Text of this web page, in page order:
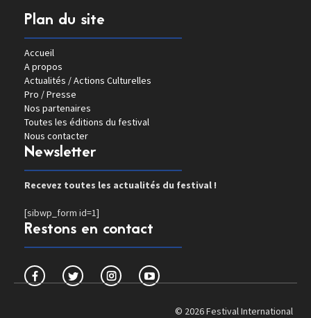
Plan du site
Accueil
A propos
Actualités / Actions Culturelles
Pro / Presse
Nos partenaires
Toutes les éditions du festival
Nous contacter
Newsletter
Recevez toutes les actualités du festival !
[sibwp_form id=1]
Restons en contact
© 2026 Festival International